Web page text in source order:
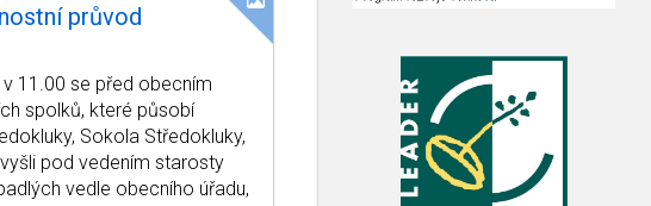
průvod
11.00 se před obecním
spolků, které působí
Sokola Středokluky,
pod vedením starosty
vedle obecního úřadu,